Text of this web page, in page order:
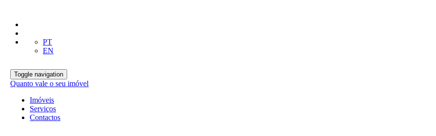
PT
EN
Toggle navigation
Quanto vale o seu imóvel
Imóveis
Serviços
Contactos